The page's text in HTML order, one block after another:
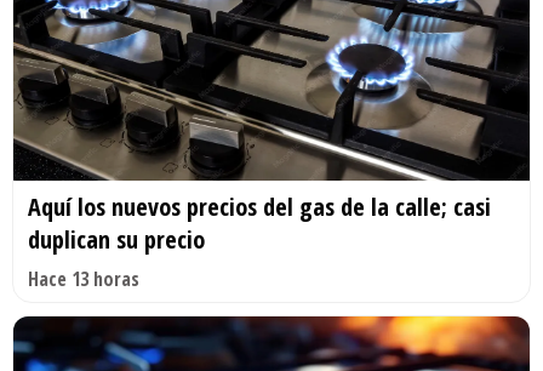
Aquí los nuevos precios del gas de la calle; casi
duplican su precio
Hace 13 horas